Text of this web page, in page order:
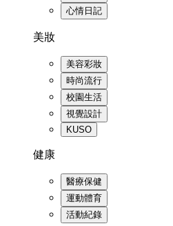
心情日記
美妝
美容彩妝
時尚流行
校園生活
視覺設計
KUSO
健康
醫療保健
運動體育
活動紀錄